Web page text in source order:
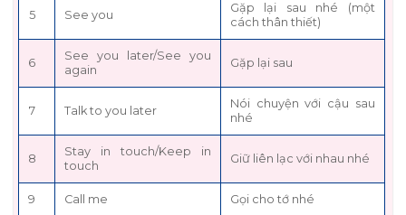
5 See you
Gặp lại sau nhé (một
cách thân thiết)
6
See you later/See you
again
Gặp lại sau
7 Talk to you later
Nói chuyện với cậu sau
nhé
8
Stay in touch/Keep in
touch
Giữ liên lạc với nhau nhé
9 Call me Gọi cho tớ nhé